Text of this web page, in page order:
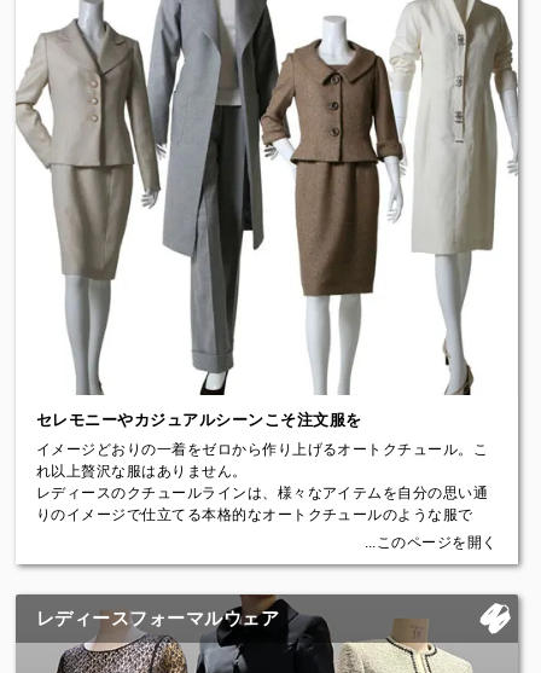
・ショート丈シングルジャケット（1ボタン）：女性ならではの1ボ
タンシングルショートジャケット。かわいらしさを演出する軽快感
のあるスタイル
・スタンダード丈シングルジャケット（2ボタン）：オーソドックス
な2ボタンスタイルで、襟をピークにしたスパイシーなモデル。どん
なシーンでもOK
・スタンダード丈ダブルジャケット（6ボタン）：女性では珍しいダ
ブルのジャケット。女性用にオリジナルのパターンを作りました。
格式と女性らしさを兼ね備えたスタイル
【レディーステーラードラインのパンツのスタイル〈Women's
Pants〉】
・ストレートパンツ：最も定番的なストレートパンツ。どんなシー
ンにもマッチする飽きのこないポピュラーなパンツ
・ブーツカットパンツ：オーダーで作るブーツカットパンツはひざ
のしぼり位置と裾の広がりのバランスがきれいに構築できます
・ワイドパンツ：すっかり定着した女性のワイドスタイルパンツ。
ウエストからストンと落ちる独自の形が特徴
【ディティール〈Details〉】
・袖口本切羽(本開き)：メンズと同様、ボタンをはずして袖を開く
ことができる本格的な縫製仕様です
・ペン刺し：内ポケットに、ペンをさしても胸のラインが崩れない
ペン挿しをつけました
【オプション〈Options〉】
・AMFステッチ(狭め / 広め)：ステッチは手縫い風のAMFステッチ
です。縫う幅によって印象が変わります。糸の色などもご指定いた
だけます
セレモニーやカジュアルシーンこそ注文服を
イメージどおりの一着をゼロから作り上げるオートクチュール。こ
れ以上贅沢な服はありません。
レディースのクチュールラインは、様々なアイテムを自分の思い通
りのイメージで仕立てる本格的なオートクチュールのような服で
ッフの適切なアドバイスと共に仮縫い付きのフルオーダーで仕立て
る、まさにこの世に一着しかない自分だけのサイズの服がお作りい
ただけます。
...このページを開く
レディースフォーマルウェア